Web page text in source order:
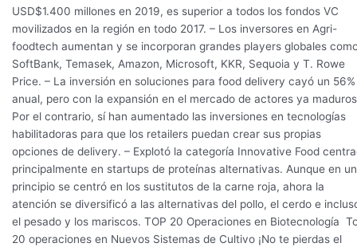
USD$1.400 millones en 2019, es superior a todos los fondos VC
movilizados en la región en todo 2017. – Los inversores en Agri-
foodtech aumentan y se incorporan grandes players globales
SoftBank, Temasek, Amazon, Microsoft, KKR, Sequoia y T. Rowe
Price. – La inversión en soluciones para food delivery cayó un 56%
anual, pero con la expansión en el mercado de actores ya
Por el contrario, sí han aumentado las inversiones en tecnologías
habilitadoras para que los retailers puedan crear sus propias
opciones de delivery. – Explotó la categoría Innovative Food
principalmente en startups de proteínas alternativas. Aunque en un
principio se centró en los sustitutos de la carne roja, ahora la
atención se diversificó a las alternativas del pollo, el cerdo e
el pesado y los mariscos. TOP 20 Operaciones en Biotecnología
20 operaciones en Nuevos Sistemas de Cultivo ¡No te pierdas el